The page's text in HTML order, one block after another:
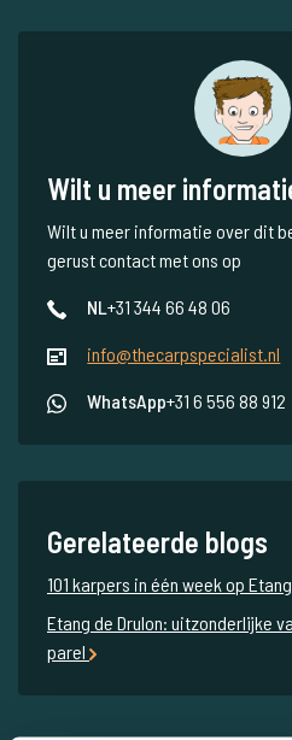
Wilt u meer
Wilt u meer informatie over dit
gerust contact met ons op
NL+31 344 66 48 06
info@thecarpspecialist.nl
WhatsApp+31 6 556 88 912
Gerelateerde blogs
101 karpers in één week op
Etang de Drulon: uitzonderlijke
parel